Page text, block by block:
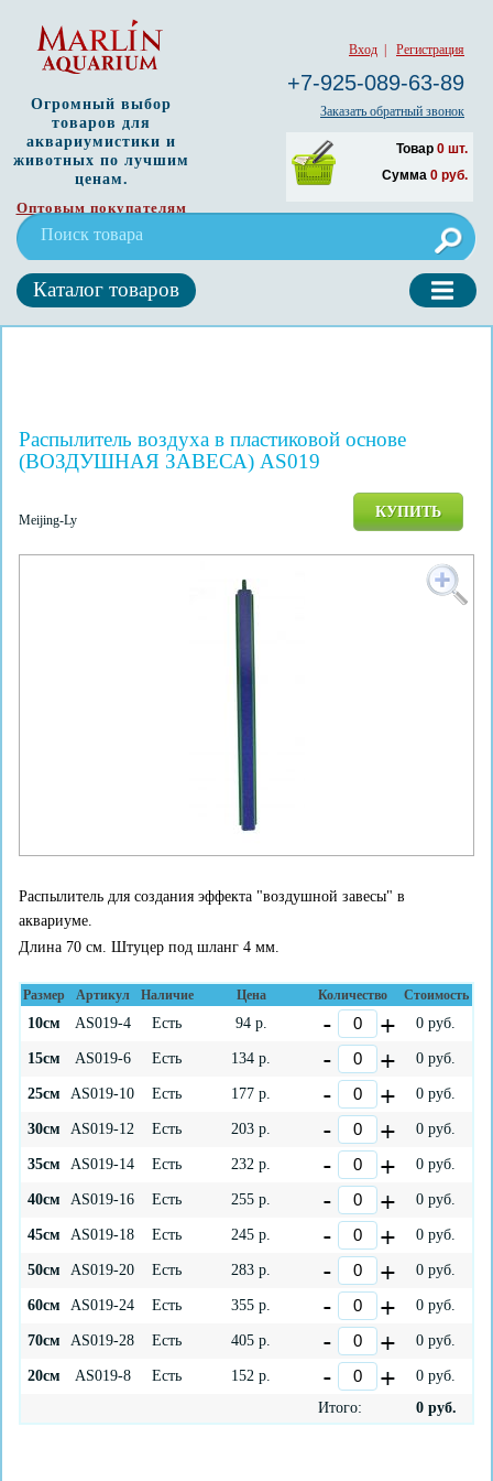
Вход Регистрация
+7-925-089-63-89
Заказать обратный звонок
Товар 0 шт.
Сумма 0 руб.
Огромный выбор
товаров для
аквариумистики и
животных по лучшим
ценам.
Оптовым покупателям
Каталог товаров
Распылитель воздуха в пластиковой основе
(ВОЗДУШНАЯ ЗАВЕСА) AS019
Meijing-Ly КУПИТЬ
Распылитель для создания эффекта "воздушной завесы" в
аквариуме.
Длина 70 см. Штуцер под шланг 4 мм.
Размер Артикул Наличие Цена Количество Стоимость
10см AS019-4 Есть 94р. 0 руб.
15см AS019-6 Есть 134 р. 0 руб.
25см AS019-10 Есть 177 р. 0 руб.
30см AS019-12 Есть 203 р. 0 руб.
35см AS019-14 Есть 232 р. 0 руб.
40см AS019-16 Есть 255 р. 0 руб.
45см AS019-18 Есть 245 р. 0 руб.
50см AS019-20 Есть 283 р. 0 руб.
60см AS019-24 Есть 355 р. 0 руб.
70см AS019-28 Есть 405 р. 0 руб.
20см AS019-8 Есть 152 р. 0 руб.
Итого:
0руб.